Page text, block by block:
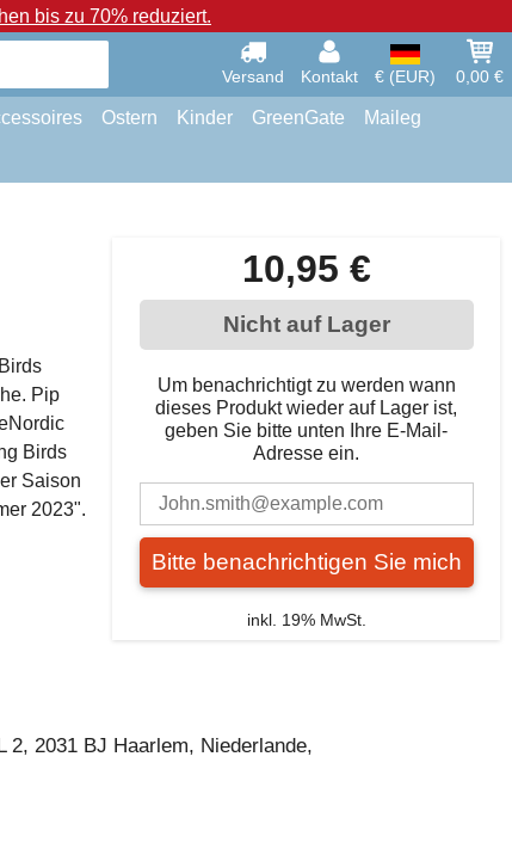
bis zu 70% reduziert.
Versand Kontakt € (EUR) 0,00 €
Ostern Kinder GreenGate Maileg
10,95 €
Nicht auf Lager
Um benachrichtigt zu werden wann
dieses Produkt wieder auf Lager ist,
geben Sie bitte unten Ihre E-Mail-
Adresse ein.
Bitte benachrichtigen Sie mich
inkl. 19% MwSt.
Pip
Birds
Saison
2023".
2, 2031 BJ Haarlem, Niederlande,